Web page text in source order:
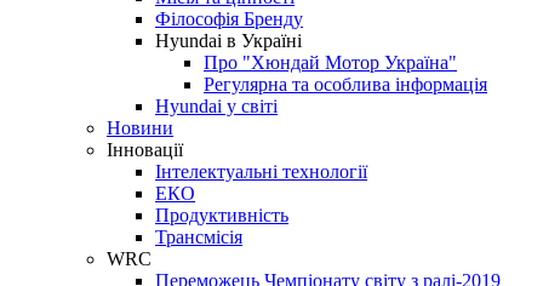
Філософія Бренду
Hyundai в Україні
Про "Хюндай Мотор Україна"
Регулярна та особлива інформація
Hyundai у світі
Новини
Інновації
Інтелектуальні технології
ЕКО
Продуктивність
Трансмісія
WRC
Переможець Чемпіонату світу з ралі-2019